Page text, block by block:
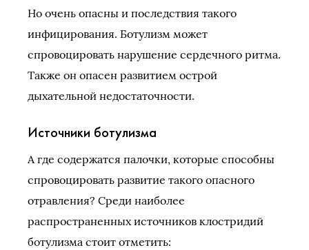
Но очень опасны и последствия такого
инфицирования. Ботулизм может
спровоцировать нарушение сердечного ритма.
Также он опасен развитием острой
дыхательной недостаточности.
Источники ботулизма
А где содержатся палочки, которые способны
спровоцировать развитие такого опасного
отравления? Среди наиболее
распространенных источников клостридий
ботулизма стоит отметить: